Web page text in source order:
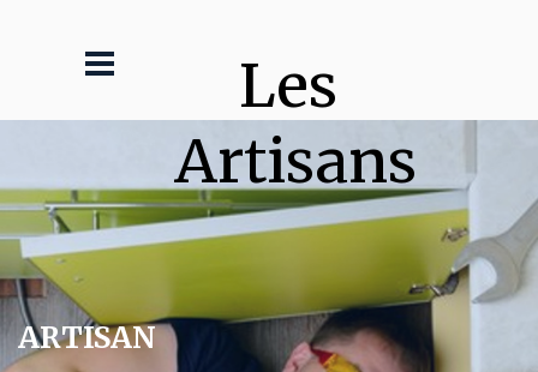
Les
Artisans
ARTISAN